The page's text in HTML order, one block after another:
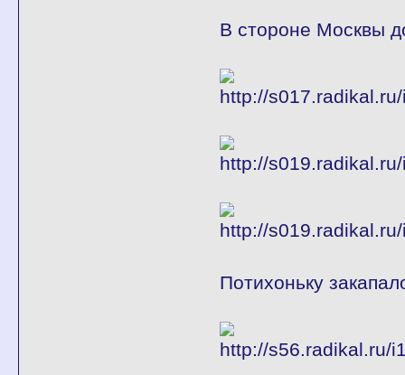
В стороне Москвы
Потихоньку